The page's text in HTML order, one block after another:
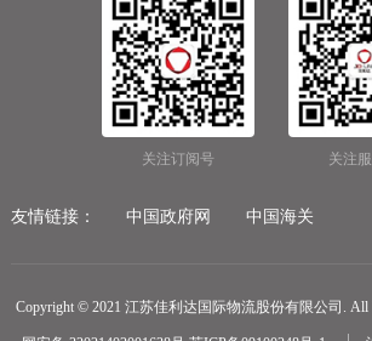
关注订阅号 关注
友情链接： 中国政府网
中国海关
无锡海运代理
无锡仓储服务
无锡航空货运
医疗器械第三
Copyright © 2021 江苏佳利达国际物流股份有限公司. All